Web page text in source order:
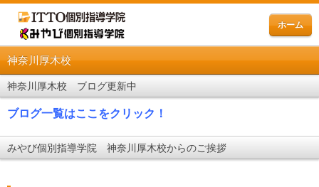
ホーム
神奈川厚木校
神奈川厚木校 ブログ更新中
ブログ一覧はここをクリック！
みやび個別指導学院 神奈川厚木校からのご挨拶